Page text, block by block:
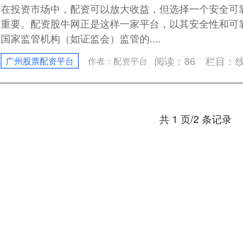
在投资市场中，配资可以放大收益，但选择一个安全可
重要。配资股牛网正是这样一家平台，以其安全性和可
国家监管机构（如证监会）监管的....
广州股票配资平台 作者：配资平台 阅读： 86 栏目：
共 1 页/2 条记录